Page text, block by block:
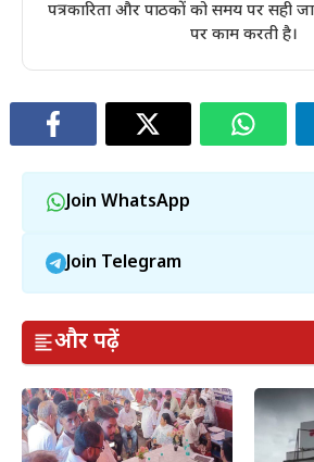
पत्रकारिता और पाठकों को समय पर सही
पर काम करती है।
Join WhatsApp
Join Telegram
और पढ़ें